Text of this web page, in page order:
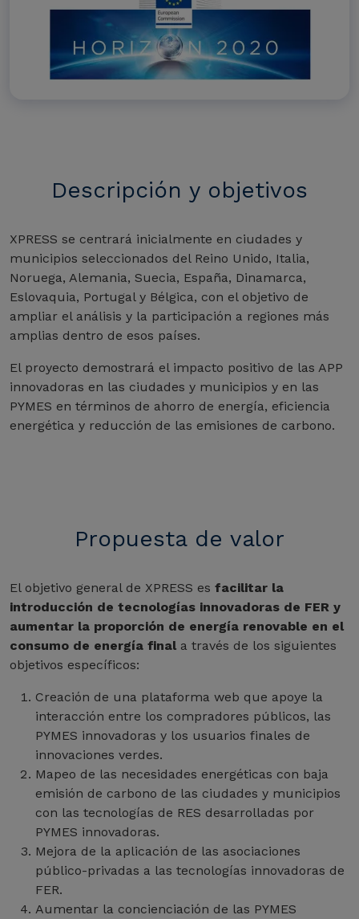
Descripción y objetivos
XPRESS se centrará inicialmente en ciudades y
municipios seleccionados del Reino Unido, Italia,
Noruega, Alemania, Suecia, España, Dinamarca,
Eslovaquia, Portugal y Bélgica, con el objetivo de
ampliar el análisis y la participación a regiones más
amplias dentro de esos países.
El proyecto demostrará el impacto positivo de las APP
innovadoras en las ciudades y municipios y en las
PYMES en términos de ahorro de energía, eficiencia
energética y reducción de las emisiones de carbono.
Propuesta de valor
El objetivo general de XPRESS es facilitar la
introducción de tecnologías innovadoras de FER y
aumentar la proporción de energía renovable en el
consumo de energía final a través de los siguientes
objetivos específicos:
Creación de una plataforma web que apoye la
interacción entre los compradores públicos, las
PYMES innovadoras y los usuarios finales de
innovaciones verdes.
Mapeo de las necesidades energéticas con baja
emisión de carbono de las ciudades y municipios
con las tecnologías de RES desarrolladas por
PYMES innovadoras.
Mejora de la aplicación de las asociaciones
público-privadas a las tecnologías innovadoras de
FER.
Aumentar la concienciación de las PYMES